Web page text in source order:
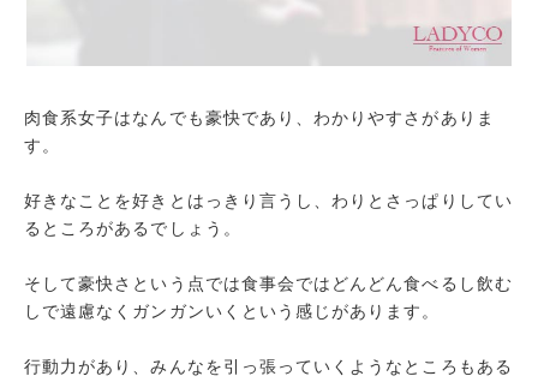
肉食系女子はなんでも豪快であり、わかりやすさがありま
す。
好きなことを好きとはっきり言うし、わりとさっぱりしてい
るところがあるでしょう。
そして豪快さという点では食事会ではどんどん食べるし飲む
しで遠慮なくガンガンいくという感じがあります。
行動力があり、みんなを引っ張っていくようなところもある